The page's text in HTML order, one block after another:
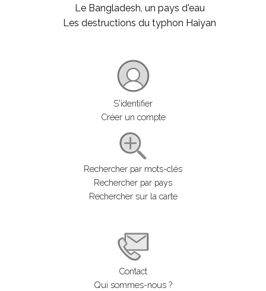
Le Bangladesh, un pays d'eau
Les destructions du typhon Haiyan
S'identifier
Créer un compte
Rechercher par mots-clés
Rechercher par pays
Rechercher sur la carte
Contact
Qui sommes-nous ?